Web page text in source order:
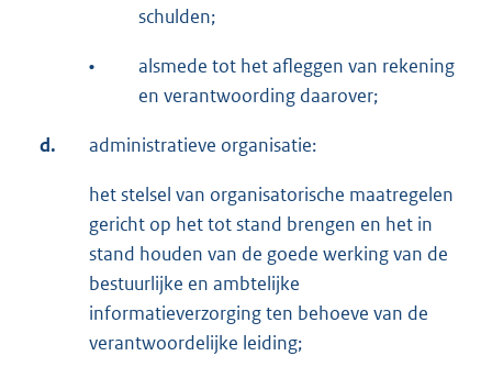
schulden;
•
alsmede tot het afleggen van rekening
en verantwoording daarover;
d. administratieve organisatie:
het stelsel van organisatorische maatregelen
gericht op het tot stand brengen en het in
stand houden van de goede werking van de
bestuurlijke en ambtelijke
informatieverzorging ten behoeve van de
verantwoordelijke leiding;